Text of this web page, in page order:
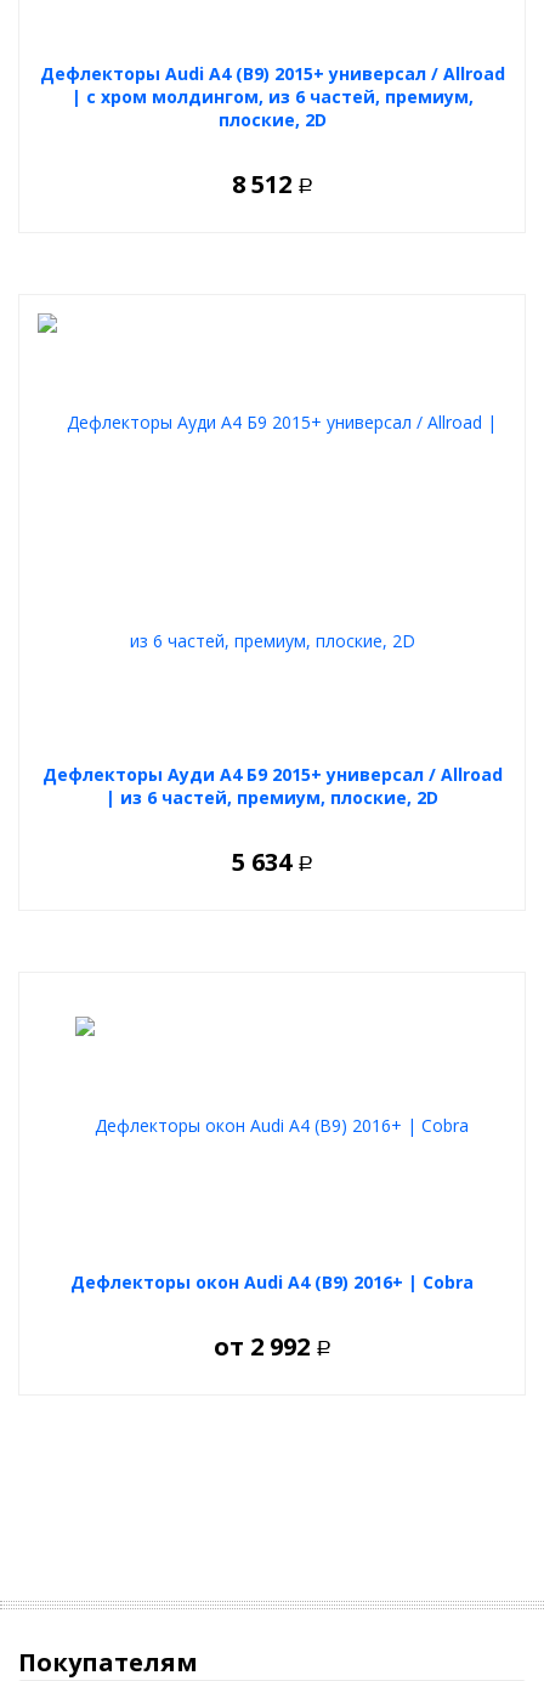
Дефлекторы Audi A4 (B9) 2015+ универсал / Allroad
| с хром молдингом, из 6 частей, премиум,
плоские, 2D
8 512 Р
Дефлекторы Ауди А4 Б9 2015+ универсал / Allroad
| из 6 частей, премиум, плоские, 2D
5 634 Р
Дефлекторы окон Audi A4 (B9) 2016+ | Cobra
от 2 992 Р
Покупателям